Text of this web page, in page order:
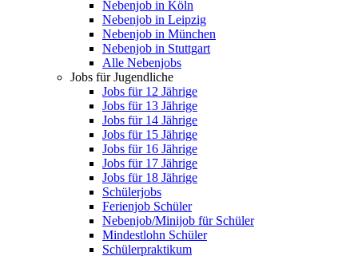
Nebenjob in Köln
Nebenjob in Leipzig
Nebenjob in München
Nebenjob in Stuttgart
Alle Nebenjobs
Jobs für Jugendliche
Jobs für 12 Jährige
Jobs für 13 Jährige
Jobs für 14 Jährige
Jobs für 15 Jährige
Jobs für 16 Jährige
Jobs für 17 Jährige
Jobs für 18 Jährige
Schülerjobs
Ferienjob Schüler
Nebenjob/Minijob für Schüler
Mindestlohn Schüler
Schülerpraktikum